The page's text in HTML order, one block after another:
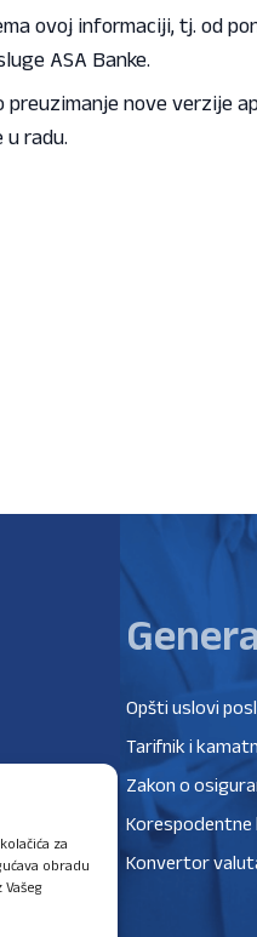
za
obradu
ovoj informaciji, tj. od
ASA Banke.
nove verzije
u radu.
Opšti uslovi
Tarifnik i
Zakon o
Korespodentne
Konvertor